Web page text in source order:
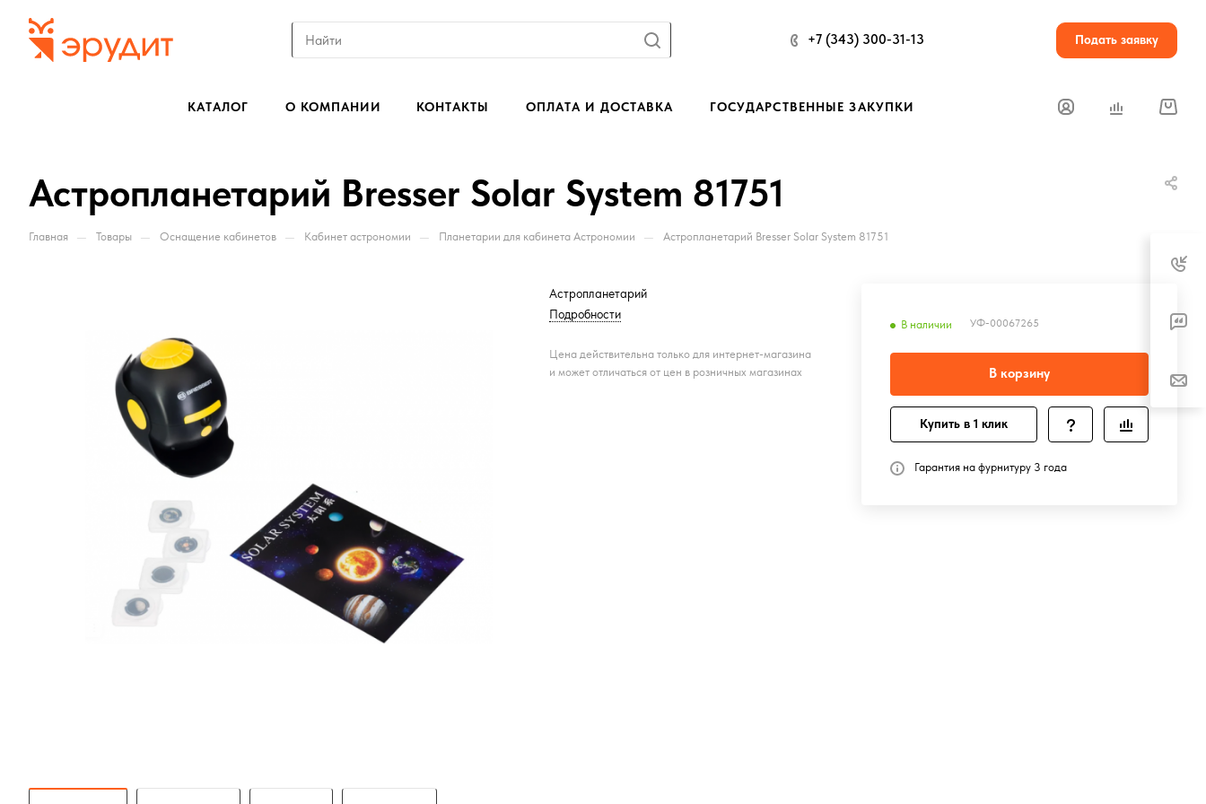
+7 (343) 300-31-13 Подать заявку
КАТАЛОГ О КОМПАНИИ КОНТАКТЫ ОПЛАТА И ДОСТАВКА ГОСУДАРСТВЕННЫЕ ЗАКУПКИ
Астропланетарий Bresser Solar System 81751
Главная — Товары — Оснащение кабинетов — Кабинет астрономии — Планетарии для кабинета Астрономии — Астропланетарий Bresser Solar System 81751
В наличии УФ-00067265
В корзину
Купить в 1 клик
Гарантия на фурнитуру 3 года
Астропланетарий
Подробности
Цена действительна только для интернет-магазина
и может отличаться от цен в розничных магазинах